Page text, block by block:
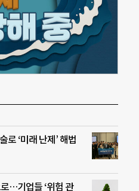
로 ‘미래 난제’ 해법
…기업들 ‘위험 관